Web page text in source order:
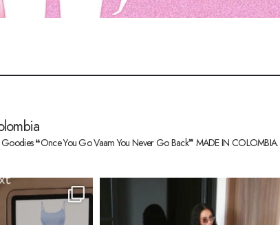
❝Once You Go Vaam You Never Go Back❞ MADE IN COLOMBIA.